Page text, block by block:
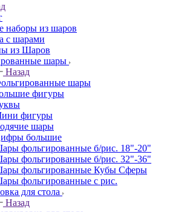
наборы из шаров
с шарами
из Шаров
шары
Назад
шары
фигуры
фигуры
шары
большие
фольгированные б/рис. 18"-20"
фольгированные б/рис. 32"-36"
фольгированные Кубы Сферы
фольгированные с рис.
для стола
Назад